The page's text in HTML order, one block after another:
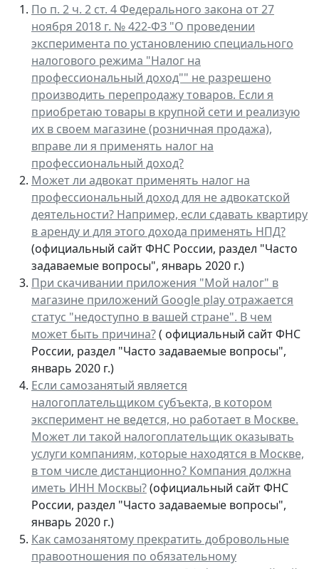
По п. 2 ч. 2 ст. 4 Федерального закона от 27
ноября 2018 г. № 422-ФЗ "О проведении
эксперимента по установлению специального
налогового режима "Налог на
профессиональный доход"" не разрешено
производить перепродажу товаров. Если я
приобретаю товары в крупной сети и реализую
их в своем магазине (розничная продажа),
вправе ли я применять налог на
профессиональный доход?
Может ли адвокат применять налог на
профессиональный доход для не адвокатской
деятельности? Например, если сдавать квартиру
в аренду и для этого дохода применять НПД?
(официальный сайт ФНС России, раздел "Часто
задаваемые вопросы", январь 2020 г.)
При скачивании приложения "Мой налог" в
магазине приложений Google play отражается
статус "недоступно в вашей стране". В чем
может быть причина?( официальный сайт ФНС
России, раздел "Часто задаваемые вопросы",
январь 2020 г.)
Если самозанятый является
налогоплательщиком субъекта, в котором
эксперимент не ведется, но работает в Москве.
Может ли такой налогоплательщик оказывать
услуги компаниям, которые находятся в Москве,
в том числе дистанционно? Компания должна
иметь ИНН Москвы?(официальный сайт ФНС
России, раздел "Часто задаваемые вопросы",
январь 2020 г.)
Как самозанятому прекратить добровольные
правоотношения по обязательному